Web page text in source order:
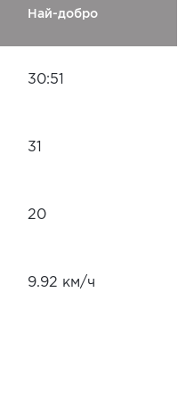
Най-добро
30:51
31
20
9.92 км/ч